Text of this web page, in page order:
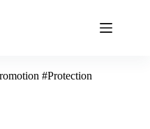
#Protection